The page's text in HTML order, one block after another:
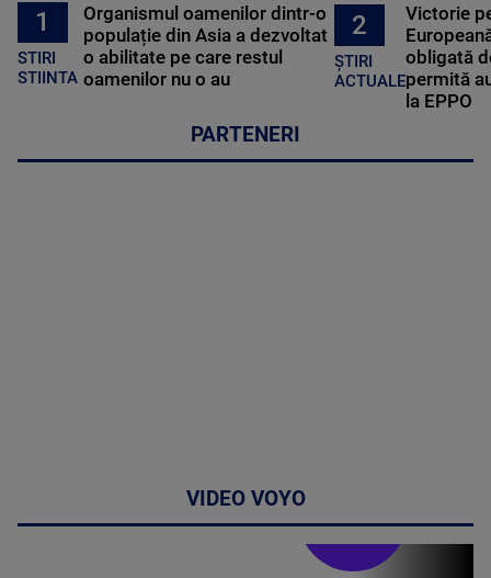
1
STIRI
STIINTA
Organismul oamenilor dintr-o
populație din Asia a dezvoltat
o abilitate pe care restul
oamenilor nu o au
2
ȘTIRI
ACTUALE
Victorie
obligată
permită
la EPPO
PARTENERI
VIDEO VOYO